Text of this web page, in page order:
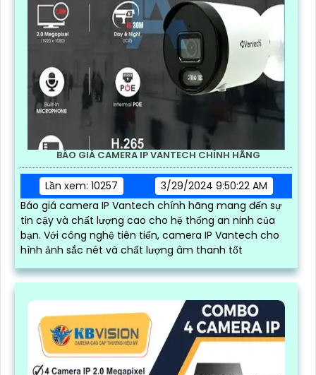
BÁO GIÁ CAMERA IP VANTECH CHÍNH HÃNG
Lần xem: 10257
3/29/2024 9:50:22 AM
Báo giá camera IP Vantech chính hãng mang đến sự
tin cậy và chất lượng cao cho hệ thống an ninh của
bạn. Với công nghệ tiên tiến, camera IP Vantech cho
hình ảnh sắc nét và chất lượng âm thanh tốt